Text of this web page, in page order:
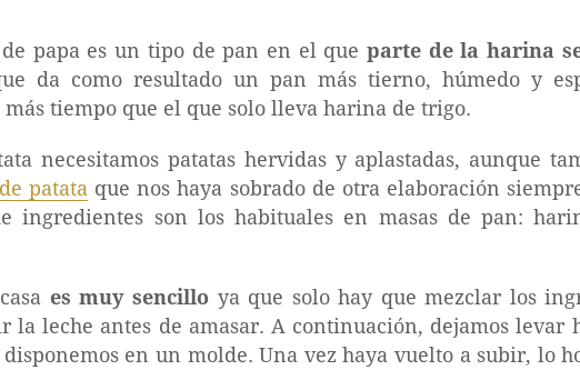
papa es un tipo de pan en el que parte de la harina
da como resultado un pan más tierno, húmedo y
tiempo que el que solo lleva harina de trigo.
necesitamos patatas hervidas y aplastadas, aunque
patata que nos haya sobrado de otra elaboración
ingredientes son los habituales en masas de pan:
es muy sencillo ya que solo hay que mezclar los
la leche antes de amasar. A continuación, dejamos levar
en un molde. Una vez haya vuelto a subir, lo